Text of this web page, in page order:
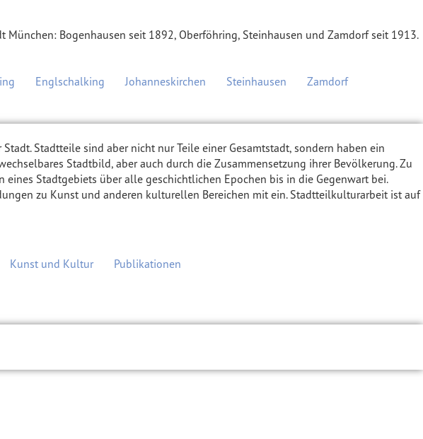
Bogenhausen seit 1892, Oberföhring, Steinhausen und Zamdorf seit 1913.
Englschalking Johanneskirchen Steinhausen Zamdorf
Stadtteile sind aber nicht nur Teile einer Gesamtstadt, sondern haben ein
Stadtbild, aber auch durch die Zusammensetzung ihrer Bevölkerung. Zu
Stadtgebiets über alle geschichtlichen Epochen bis in die Gegenwart bei.
zu Kunst und anderen kulturellen Bereichen mit ein. Stadtteilkulturarbeit ist auf
Kunst und Kultur
Publikationen